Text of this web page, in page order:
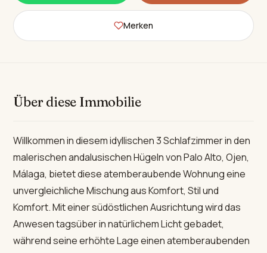
Merken
Über diese Immobilie
Willkommen in diesem idyllischen 3 Schlafzimmer in den
malerischen andalusischen Hügeln von Palo Alto, Ojen,
Málaga, bietet diese atemberaubende Wohnung eine
unvergleichliche Mischung aus Komfort, Stil und
Komfort. Mit einer südöstlichen Ausrichtung wird das
Anwesen tagsüber in natürlichem Licht gebadet,
während seine erhöhte Lage einen atemberaubenden